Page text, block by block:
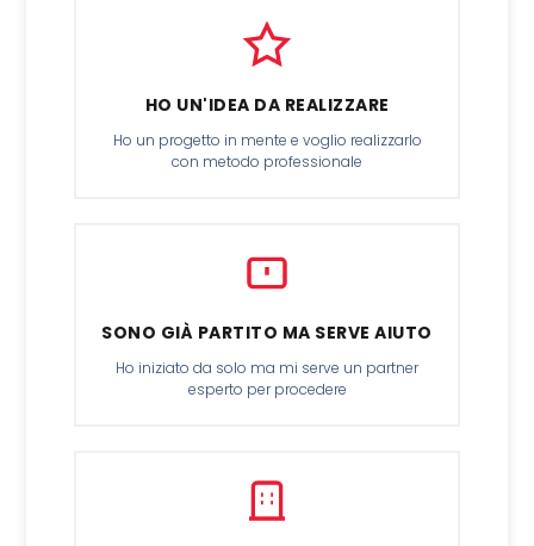
HO UN'IDEA DA REALIZZARE
Ho un progetto in mente e voglio realizzarlo
con metodo professionale
SONO GIÀ PARTITO MA SERVE AIUTO
Ho iniziato da solo ma mi serve un partner
esperto per procedere